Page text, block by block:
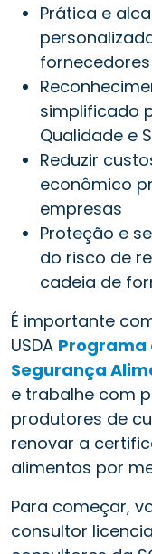
Prática e
fornecedores
simplificado
Qualidade e
Reduzir
econômico
empresas
Proteção e
do risco de
cadeia de
É importante
USDA Programa
Segurança
e trabalhe com
produtores de
renovar a
alimentos por
Para começar,
consultor